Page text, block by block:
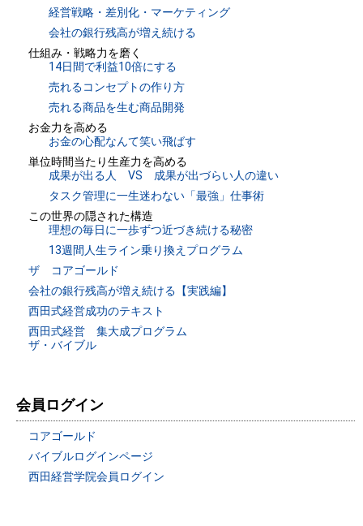
経営戦略・差別化・マーケティング
会社の銀行残高が増え続ける
仕組み・戦略力を磨く
14日間で利益10倍にする
売れるコンセプトの作り方
売れる商品を生む商品開発
お金力を高める
お金の心配なんて笑い飛ばす
単位時間当たり生産力を高める
成果が出る人 VS 成果が出づらい人の違い
タスク管理に一生迷わない「最強」仕事術
この世界の隠された構造
理想の毎日に一歩ずつ近づき続ける秘密
13週間人生ライン乗り換えプログラム
ザ コアゴールド
会社の銀行残高が増え続ける【実践編】
西田式経営成功のテキスト
西田式経営 集大成プログラム
ザ・バイブル
会員ログイン
コアゴールド
バイブルログインページ
西田経営学院会員ログイン